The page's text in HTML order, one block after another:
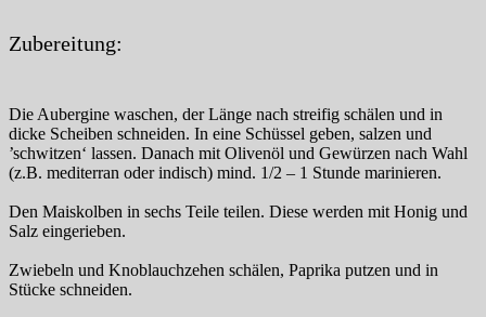
Zubereitung:
Die Aubergine waschen, der Länge nach streifig schälen und in
dicke Scheiben schneiden. In eine Schüssel geben, salzen und
’schwitzen‘ lassen. Danach mit Olivenöl und Gewürzen nach Wahl
(z.B. mediterran oder indisch) mind. 1/2 – 1 Stunde marinieren.
Den Maiskolben in sechs Teile teilen. Diese werden mit Honig und
Salz eingerieben.
Zwiebeln und Knoblauchzehen schälen, Paprika putzen und in
Stücke schneiden.